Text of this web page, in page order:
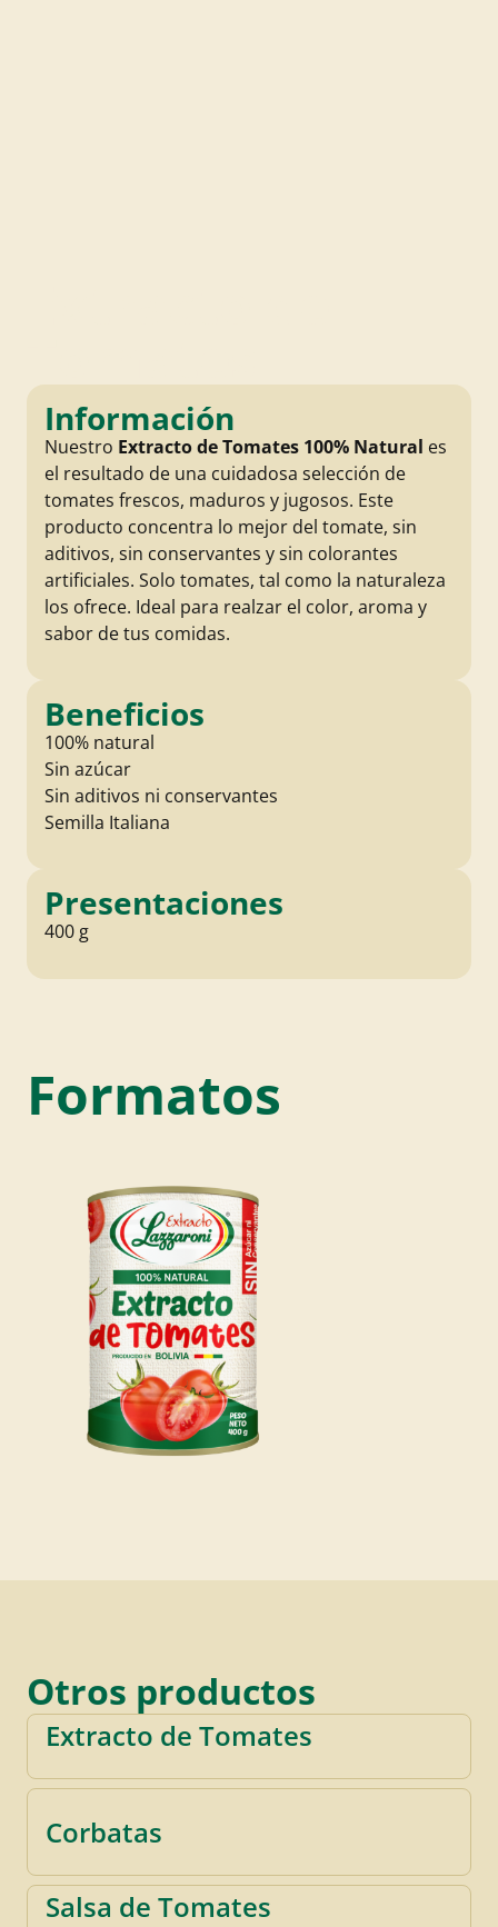
Información
Nuestro Extracto de Tomates 100% Natural es
el resultado de una cuidadosa selección de
tomates frescos, maduros y jugosos. Este
producto concentra lo mejor del tomate, sin
aditivos, sin conservantes y sin colorantes
artificiales. Solo tomates, tal como la naturaleza
los ofrece. Ideal para realzar el color, aroma y
sabor de tus comidas.
Beneficios
100% natural
Sin azúcar
Sin aditivos ni conservantes
Semilla Italiana
Presentaciones
400 g
Formatos
Otros productos
Extracto de Tomates
Corbatas
Salsa de Tomates